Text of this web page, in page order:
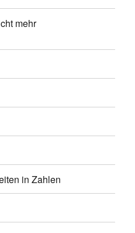
mehr
in Zahlen